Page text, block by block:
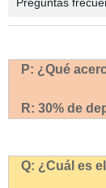
P: ¿Qué
R: 30% de
Q: ¿Cuál es